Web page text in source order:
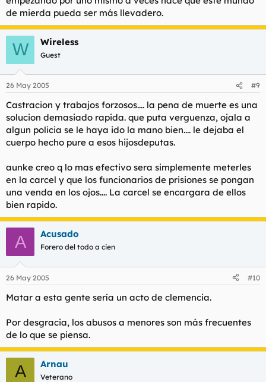
de mierda pueda ser más llevadero.
W Wireless
Guest
26 May 2005 #9
Castracion y trabajos forzosos.... la pena de muerte es una
solucion demasiado rapida. que puta verguenza, ojala a
algun policia se le haya ido la mano bien.... le dejaba el
cuerpo hecho pure a esos hijosdeputas.
aunke creo q lo mas efectivo sera simplemente meterles
en la carcel y que los funcionarios de prisiones se pongan
una venda en los ojos.... La carcel se encargara de ellos
bien rapido.
A Acusado
Forero del todo a cien
26 May 2005 #10
Matar a esta gente sería un acto de clemencia.
Por desgracia, los abusos a menores son más frecuentes
de lo que se piensa.
A Arnau
Veterano